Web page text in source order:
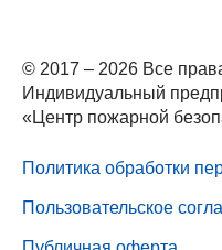
© 2017 – 2026 Все
Индивидуальный
«Центр пожарной
Политика обработки
Пользовательское